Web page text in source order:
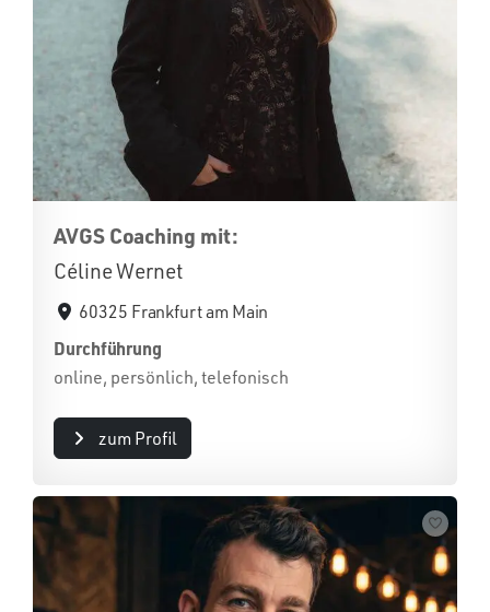
AVGS Coaching mit:
Céline Wernet
60325 Frankfurt am Main
Durchführung
online, persönlich, telefonisch
zum Profil